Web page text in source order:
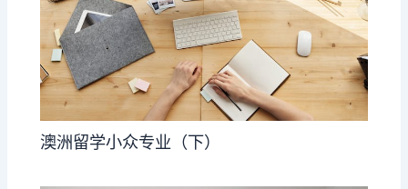
澳洲留学小众专业（下）